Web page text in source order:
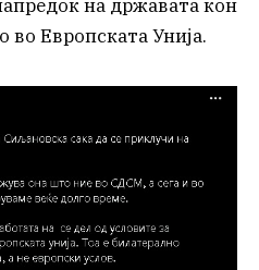
на државата кон
Европската Унија.